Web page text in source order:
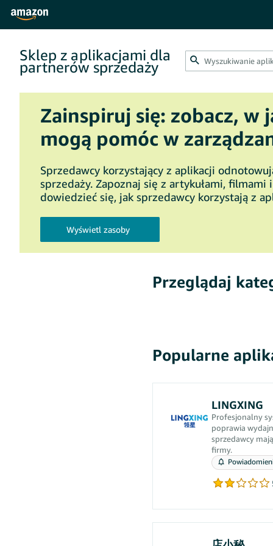
Sklep z aplikacjami dla
partnerów sprzedaży
Zainspiruj się: zobacz, w
mogą pomóc w
Sprzedawcy korzystający z aplikacji
sprzedaży. Zapoznaj się z artykułami,
dowiedzieć się, jak sprzedawcy korzystają z
Wyświetl zasoby
Przeglądaj
Popularne
LINGXING
Profesjonalny
poprawia
sprzedawcy
firmy.